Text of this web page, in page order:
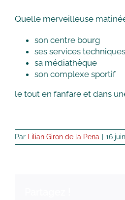
Quelle merveilleuse
son centre bourg
ses services techniques
sa médiathèque
son complexe sportif
le tout en fanfare et dans
Par Lilian Giron de la Pena 16